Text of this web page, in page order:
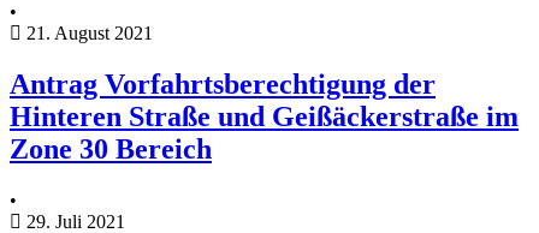
•
21. August 2021
Antrag Vorfahrtsberechtigung der
Hinteren Straße und Geißäckerstraße im
Zone 30 Bereich
•
29. Juli 2021